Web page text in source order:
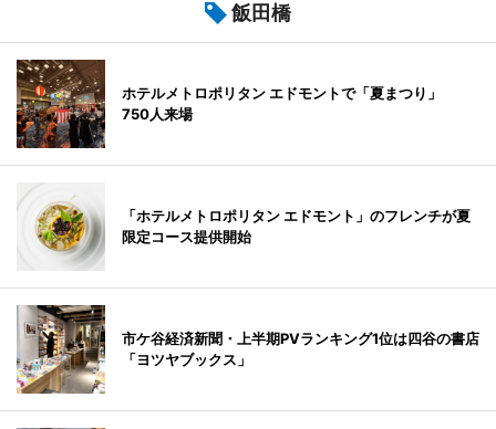
飯田橋
ホテルメトロポリタン エドモントで「夏まつり」
750人来場
「ホテルメトロポリタン エドモント」のフレンチが夏
限定コース提供開始
市ケ谷経済新聞・上半期PVランキング1位は四谷の書店
「ヨツヤブックス」